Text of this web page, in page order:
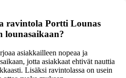
ravintola Portti Lounas
lounasaikaan?
asiakkailleen nopeaa ja
jotta asiakkaat ehtivät nauttia
Lisäksi ravintolassa on usein